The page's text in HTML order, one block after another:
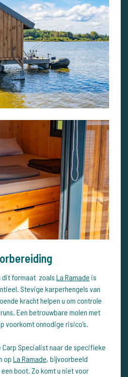
dit formaat zoals La Ramade is
Stevige karperhengels van
kracht helpen u om controle
Een betrouwbare molen met
voorkomt onnodige risico’s.
Carp Specialist naar de specifieke
op La Ramade, bijvoorbeeld
boot. Zo komt u niet voor